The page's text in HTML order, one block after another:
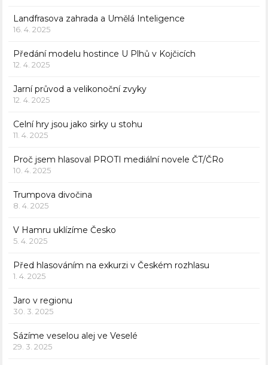
Landfrasova zahrada a Umělá Inteligence
16. 4. 2025
Předání modelu hostince U Plhů v Kojčicích
12. 4. 2025
Jarní průvod a velikonoční zvyky
12. 4. 2025
Celní hry jsou jako sirky u stohu
11. 4. 2025
Proč jsem hlasoval PROTI mediální novele ČT/ČRo
10. 4. 2025
Trumpova divočina
8. 4. 2025
V Hamru uklízíme Česko
5. 4. 2025
Před hlasováním na exkurzi v Českém rozhlasu
1. 4. 2025
Jaro v regionu
30. 3. 2025
Sázíme veselou alej ve Veselé
29. 3. 2025